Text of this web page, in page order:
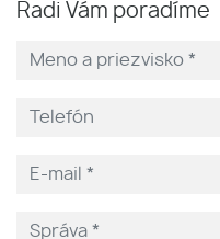
Radi Vám poradíme